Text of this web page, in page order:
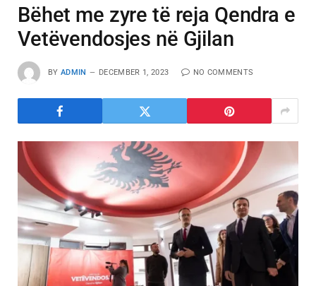
Bëhet me zyre të reja Qendra e
Vetëvendosjes në Gjilan
BY ADMIN DECEMBER 1, 2023 NO COMMENTS